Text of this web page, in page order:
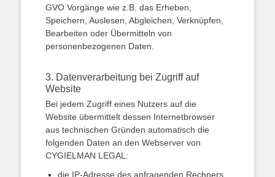
GVO Vorgänge wie z.B. das Erheben,
Speichern, Auslesen, Abgleichen, Verknüpfen,
Bearbeiten oder Übermitteln von
personenbezogenen Daten.
3. Datenverarbeitung bei Zugriff auf
Website
Bei jedem Zugriff eines Nutzers auf die
Website übermittelt dessen Internetbrowser
aus technischen Gründen automatisch die
folgenden Daten an den Webserver von
CYGIELMAN LEGAL:
die IP-Adresse des anfragenden Rechners,